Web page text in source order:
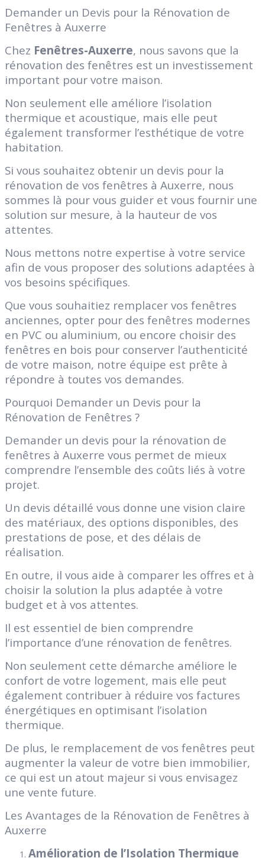
Demander un Devis pour la Rénovation de
Fenêtres à Auxerre
Chez Fenêtres-Auxerre, nous savons que la
rénovation des fenêtres est un investissement
important pour votre maison.
Non seulement elle améliore l’isolation
thermique et acoustique, mais elle peut
également transformer l’esthétique de votre
habitation.
Si vous souhaitez obtenir un devis pour la
rénovation de vos fenêtres à Auxerre, nous
sommes là pour vous guider et vous fournir une
solution sur mesure, à la hauteur de vos
attentes.
Nous mettons notre expertise à votre service
afin de vous proposer des solutions adaptées à
vos besoins spécifiques.
Que vous souhaitiez remplacer vos fenêtres
anciennes, opter pour des fenêtres modernes
en PVC ou aluminium, ou encore choisir des
fenêtres en bois pour conserver l’authenticité
de votre maison, notre équipe est prête à
répondre à toutes vos demandes.
Pourquoi Demander un Devis pour la
Rénovation de Fenêtres ?
Demander un devis pour la rénovation de
fenêtres à Auxerre vous permet de mieux
comprendre l’ensemble des coûts liés à votre
projet.
Un devis détaillé vous donne une vision claire
des matériaux, des options disponibles, des
prestations de pose, et des délais de
réalisation.
En outre, il vous aide à comparer les offres et à
choisir la solution la plus adaptée à votre
budget et à vos attentes.
Il est essentiel de bien comprendre
l’importance d’une rénovation de fenêtres.
Non seulement cette démarche améliore le
confort de votre logement, mais elle peut
également contribuer à réduire vos factures
énergétiques en optimisant l’isolation
thermique.
De plus, le remplacement de vos fenêtres peut
augmenter la valeur de votre bien immobilier,
ce qui est un atout majeur si vous envisagez
une vente future.
Les Avantages de la Rénovation de Fenêtres à
Auxerre
Amélioration de l’Isolation Thermique